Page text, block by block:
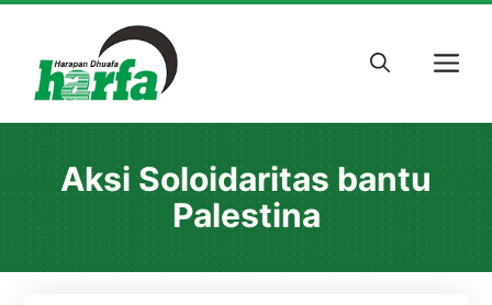
content
Aksi Soloidaritas bantu
Palestina